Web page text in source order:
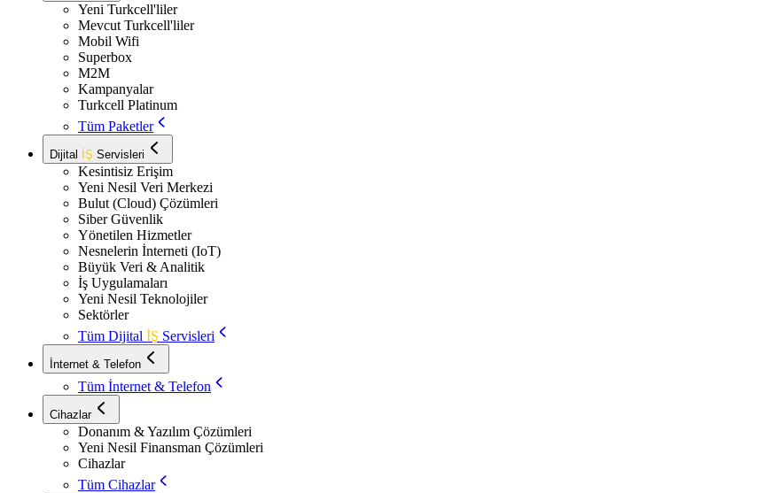
Yeni Turkcell'liler
Mevcut Turkcell'liler
Mobil Wifi
Superbox
M2M
Kampanyalar
Turkcell Platinum
Tüm Paketler
Dijital İŞ Servisleri
Kesintisiz Erişim
Yeni Nesil Veri Merkezi
Bulut (Cloud) Çözümleri
Siber Güvenlik
Yönetilen Hizmetler
Nesnelerin İnterneti (IoT)
Büyük Veri & Analitik
İş Uygulamaları
Yeni Nesil Teknolojiler
Sektörler
Tüm Dijital İŞ Servisleri
İnternet & Telefon
Tüm İnternet & Telefon
Cihazlar
Donanım & Yazılım Çözümleri
Yeni Nesil Finansman Çözümleri
Cihazlar
Tüm Cihazlar